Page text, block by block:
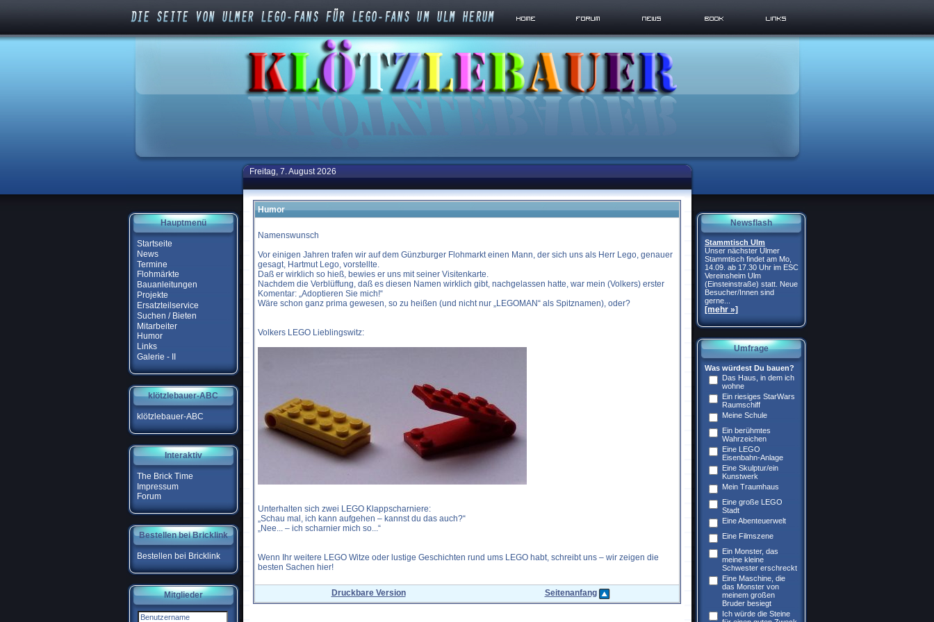
Hauptmenü
Startseite
News
Termine
Flohmärkte
Bauanleitungen
Projekte
Ersatzteilservice
Suchen / Bieten
Mitarbeiter
Humor
Links
Galerie - II
klötzlebauer-ABC
klötzlebauer-ABC
Interaktiv
The Brick Time
Impressum
Forum
Bestellen bei Bricklink
Bestellen bei Bricklink
Mitglieder
Freitag, 7. August 2026
Humor
Namenswunsch
Vor einigen Jahren trafen wir auf dem Günzburger Flohmarkt einen Mann, der sich uns als Herr Lego, genauer
gesagt, Hartmut Lego, vorstellte.
Daß er wirklich so hieß, bewies er uns mit seiner Visitenkarte.
Nachdem die Verblüffung, daß es diesen Namen wirklich gibt, nachgelassen hatte, war mein (Volkers) erster
Komentar: „Adoptieren Sie mich!“
Wäre schon ganz prima gewesen, so zu heißen (und nicht nur „LEGOMAN“ als Spitznamen), oder?
Volkers LEGO Lieblingswitz:
Unterhalten sich zwei LEGO Klappscharniere:
„Schau mal, ich kann aufgehen – kannst du das auch?“
„Nee... – ich scharnier mich so...“
Wenn Ihr weitere LEGO Witze oder lustige Geschichten rund ums LEGO habt, schreibt uns – wir zeigen die
besten Sachen hier!
Druckbare Version Seitenanfang
Newsflash
Stammtisch Ulm
Unser nächster Ulmer
Stammtisch findet am Mo,
14.09. ab 17.30 Uhr im ESC
Vereinsheim Ulm
(Einsteinstraße) statt. Neue
Besucher/Innen sind
gerne...
[mehr »]
Umfrage
Was würdest Du bauen?
Das Haus, in dem ich
wohne
Ein riesiges StarWars
Raumschiff
Meine Schule
Ein berühmtes
Wahrzeichen
Eine LEGO
Eisenbahn-Anlage
Eine Skulptur/ein
Kunstwerk
Mein Traumhaus
Eine große LEGO
Stadt
Eine Abenteuerwelt
Eine Filmszene
Ein Monster, das
meine kleine
Schwester erschreckt
Eine Maschine, die
das Monster von
meinem großen
Bruder besiegt
Ich würde die Steine